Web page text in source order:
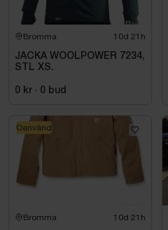
Bromma 10d 21h
JACKA WOOLPOWER 7234,
STL XS.
0 kr · 0 bud
Bromma 10d 21h
Oanvänd